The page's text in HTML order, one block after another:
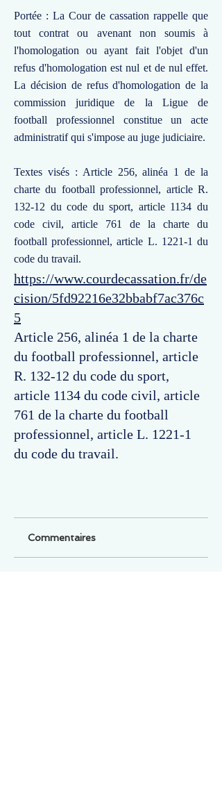
Portée : La Cour de cassation rappelle que
tout contrat ou avenant non soumis à
l'homologation ou ayant fait l'objet d'un
refus d'homologation est nul et de nul effet.
La décision de refus d'homologation de la
commission juridique de la Ligue de
football professionnel constitue un acte
administratif qui s'impose au juge judiciaire.
Textes visés : Article 256, alinéa 1 de la
charte du football professionnel, article R.
132-12 du code du sport, article 1134 du
code civil, article 761 de la charte du
football professionnel, article L. 1221-1 du
code du travail.
https://www.courdecassation.fr/de
cision/5fd92216e32bbabf7ac376c
5
Article 256, alinéa 1 de la charte
du football professionnel, article
R. 132-12 du code du sport,
article 1134 du code civil, article
761 de la charte du football
professionnel, article L. 1221-1
du code du travail.
Commentaires